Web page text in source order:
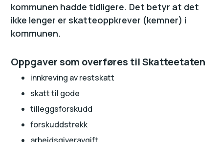
kommunen hadde tidligere. Det betyr at det
ikke lenger er skatteoppkrever (kemner) i
kommunen.
Oppgaver som overføres til Skatteetaten
innkreving av restskatt
skatt til gode
tilleggsforskudd
forskuddstrekk
arbeidsgiveravgift